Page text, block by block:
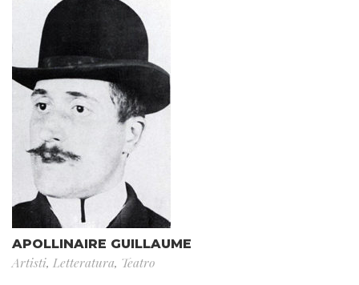
APOLLINAIRE GUILLAUME
Artisti, Letteratura, Teatro